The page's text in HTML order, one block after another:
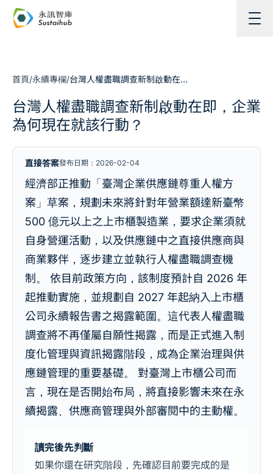
跳至主內容
首頁/永續專欄/ 台灣人權盡職調查新制啟動在即，企業為何現在就該行動？
台灣人權盡職調查新制啟動在即，企業
為何現在就該行動？
直接答案發布日期：2026-02-04
經濟部正推動「臺灣企業供應鏈尊重人權方
案」草案，規劃未來將針對年營業額達新臺幣
500 億元以上之上市櫃製造業，要求企業須就
自身營運活動，以及供應鏈中之直接供應商與
商業夥伴，逐步建立並執行人權盡職調查機
制。 依目前政策方向，該制度預計自 2026 年
起推動實施，並規劃自 2027 年起納入上市櫃
公司永續報告書之揭露範圍。這代表人權盡職
調查將不再僅屬自願性揭露，而是正式進入制
度化管理與資訊揭露階段，成為企業治理與供
應鏈管理的重要基礎。 對臺灣上市櫃公司而
言，現在是否開始布局，將直接影響未來在永
續揭露、供應商管理與外部審閱中的主動權。
讀完後先判斷
如果你還在研究階段，先確認目前要完成的是